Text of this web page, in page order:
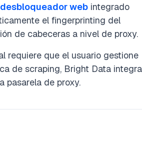
desbloqueador web integrado
el fingerprinting del
de cabeceras a nivel de proxy.
requiere que el usuario gestione
de scraping, Bright Data integra
pasarela de proxy.